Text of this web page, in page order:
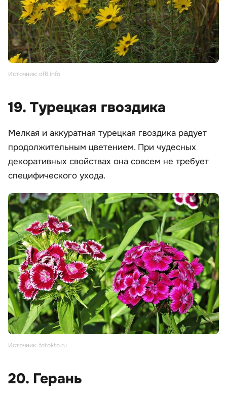
Источник: of6.info
19. Турецкая гвоздика
Мелкая и аккуратная турецкая гвоздика радует
продолжительным цветением. При чудесных
декоративных свойствах она совсем не требует
специфического ухода.
Источник: fotokto.ru
20. Герань